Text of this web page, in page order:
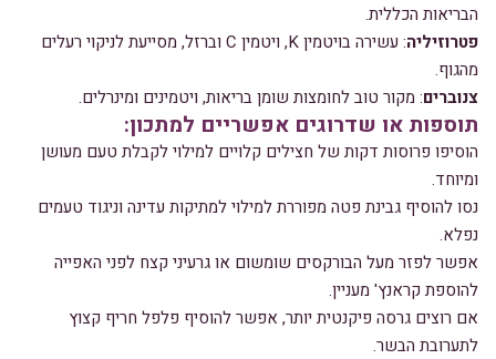
הבריאות הכללית.
פטרוזיליה
: עשירה בויטמין K, ויטמין C וברזל, מסייעת לניקוי רעלים
מהגוף.
צנוברים: מקור טוב לחומצות שומן בריאות, ויטמינים ומינרלים.
תוספות או שדרוגים אפשריים למתכון:
הוסיפו פרוסות דקות של חצילים קלויים למילוי לקבלת טעם מעושן
ומיוחד.
נסו להוסיף גבינת פטה מפוררת למילוי למתיקות עדינה וניגוד טעמים
נפלא.
אפשר לפזר מעל הבורקסים שומשום או גרעיני קצח לפני האפייה
להוספת קראנץ' מעניין.
אם רוצים גרסה פיקנטית יותר, אפשר להוסיף פלפל חריף קצוץ
לתערובת הבשר.